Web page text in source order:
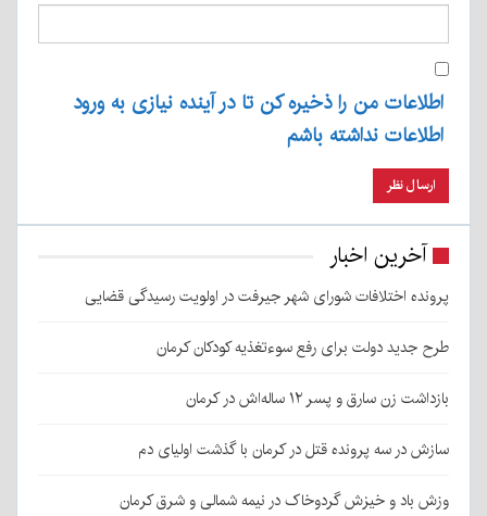
اطلاعات من را ذخیره کن تا در آینده نیازی به ورود
اطلاعات نداشته باشم
آخرین اخبار
پرونده اختلافات شورای شهر جیرفت در اولویت رسیدگی قضایی
طرح جدید دولت برای رفع سوءتغذیه کودکان کرمان
بازداشت زن سارق و پسر ۱۲ ساله‌اش در کرمان
سازش در سه پرونده قتل در کرمان با گذشت اولیای دم
وزش باد و خیزش گردوخاک در نیمه شمالی و شرق کرمان